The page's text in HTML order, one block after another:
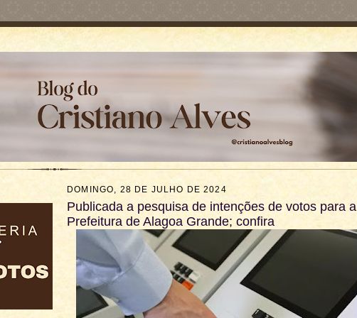
DOMINGO, 28 DE JULHO DE 2024
Publicada a pesquisa de intenções de votos para a
Prefeitura de Alagoa Grande; confira